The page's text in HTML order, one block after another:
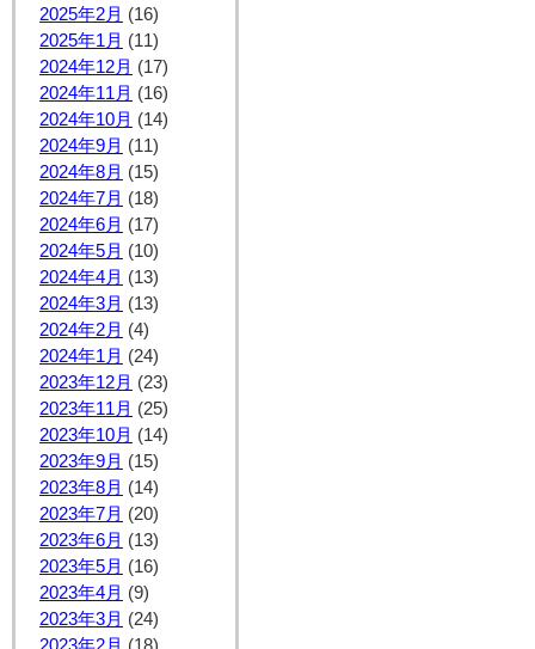
2025年2月 (16)
2025年1月 (11)
2024年12月 (17)
2024年11月 (16)
2024年10月 (14)
2024年9月 (11)
2024年8月 (15)
2024年7月 (18)
2024年6月 (17)
2024年5月 (10)
2024年4月 (13)
2024年3月 (13)
2024年2月 (4)
2024年1月 (24)
2023年12月 (23)
2023年11月 (25)
2023年10月 (14)
2023年9月 (15)
2023年8月 (14)
2023年7月 (20)
2023年6月 (13)
2023年5月 (16)
2023年4月 (9)
2023年3月 (24)